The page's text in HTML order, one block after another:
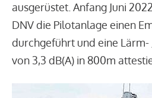
ausgerüstet. Anfang Juni
DNV die Pilotanlage einen
durchgeführt und eine
von 3,3 dB(A) in 800m